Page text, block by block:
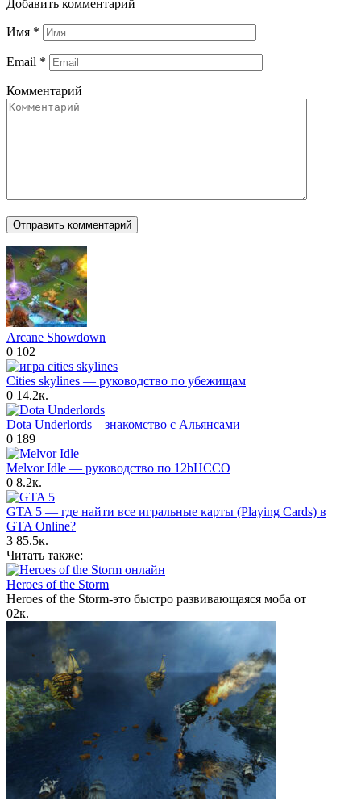
Добавить комментарий
Имя *
Email *
Комментарий
Arcane Showdown
0 102
Cities skylines — руководство по убежищам
0 14.2к.
Dota Underlords – знакомство с Альянсами
0 189
Melvor Idle — руководство по 12bHCCO
0 8.2к.
GTA 5 — где найти все игральные карты (Playing Cards) в
GTA Online?
3 85.5к.
Читать также:
Heroes of the Storm
Heroes of the Storm-это быстро развивающаяся моба от
02к.